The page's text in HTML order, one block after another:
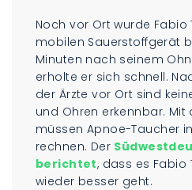
Noch vor Ort wurde
mobilen Sauerstoffgerät
Minuten nach seinem
erholte er sich schnell.
der Ärzte vor Ort sind
und Ohren erkennbar. Mit
müssen Apnoe-Taucher
rechnen. Der
berichtet, dass es Fabio
wieder besser geht.